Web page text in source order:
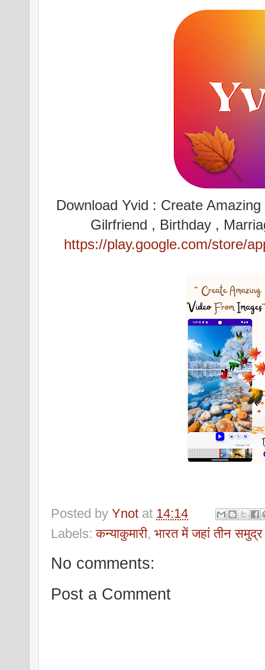
Download Yvid : Create
Gilrfriend , Birthday ,
https://play.google.com/store/
Posted by Ynot at 14:14
Labels:कन्याकुमारी, भारत में जहां तीन
No comments:
Post a Comment